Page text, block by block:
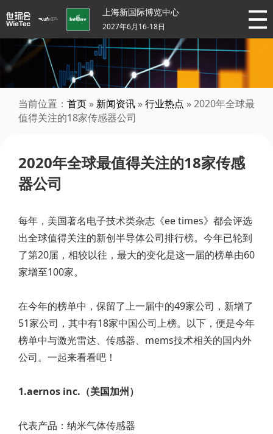
上海新国际博览中心
2027年6月16-18日
当前位置： 首页 » 新闻资讯 »行业热点 » 2020年全球最
值得关注的18家传感器公司
2020年全球最值得关注的18家传感
器公司
每年，美国著名电子技术类杂志《ee times》都会评选
出全球值得关注的新创半导体公司排行榜。今年已轮到
了第20届，相较以往，最大的变化是这一届的榜单由60
家增至100家。
在今年的榜单中，保留了上一届中的49家公司，新增了
51家公司，其中有18家中国公司上榜。以下，便是今年
榜单中与激光雷达、传感器、mems技术相关的国内外
公司。一起来看看吧！
1.aernos inc.（美国加州）
代表产品：纳米气体传感器